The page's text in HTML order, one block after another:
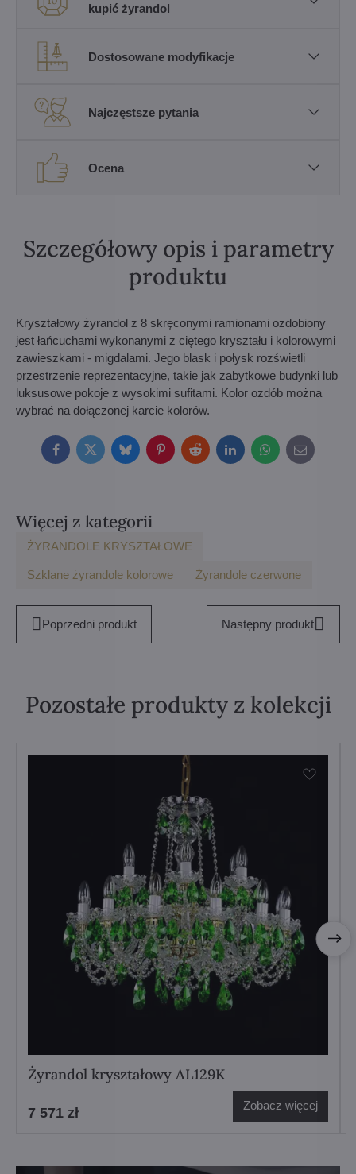
kupić żyrandol
Dostosowane modyfikacje
Najczęstsze pytania
Ocena
Szczegółowy opis i parametry
produktu
Kryształowy żyrandol z 8 skręconymi ramionami ozdobiony
jest łańcuchami wykonanymi z ciętego kryształu i kolorowymi
zawieszkami - migdalami. Jego blask i połysk rozświetli
przestrzenie reprezentacyjne, takie jak zabytkowe budynki lub
luksusowe pokoje z wysokimi sufitami. Kolor ozdób można
wybrać na dołączonej karcie kolorów.
FacebookTwitterBlueskyPinterestRedditLinkedInWhatsApp
E-
mail
Więcej z kategorii
ŻYRANDOLE KRYSZTAŁOWE
Szklane żyrandole kolorowe Żyrandole czerwone
Poprzedni produkt Następny produkt
Pozostałe produkty z kolekcji
Żyrandol kryształowy AL129K
7 571 zł Zobacz więcej